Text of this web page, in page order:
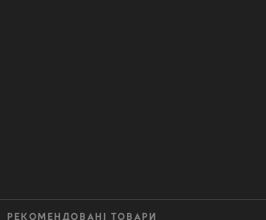
РЕКОМЕНДОВАНІ ТОВАРИ